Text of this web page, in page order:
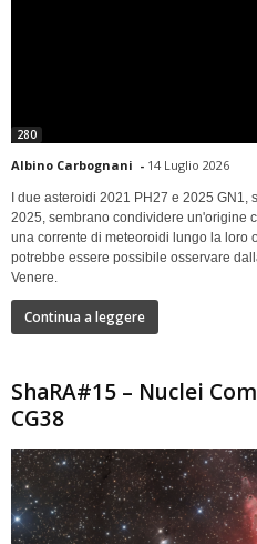
280
Albino Carbognani - 14 Luglio 2026
I due asteroidi 2021 PH27 e 2025 GN1,
2025, sembrano condividere un'origine
una corrente di meteoroidi lungo la loro
potrebbe essere possibile osservare
Venere.
Continua a leggere
ShaRA#15 – Nuclei
CG38